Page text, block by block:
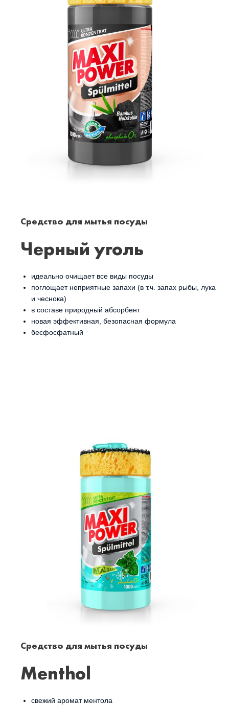
Средство для мытья посуды
Черный уголь
идеально очищает все виды посуды
поглощает неприятные запахи (в т.ч. запах рыбы, лука
и чеснока)
в составе природный абсорбент
новая эффективная, безопасная формула
бесфосфатный
Средство для мытья посуды
Menthol
свежий аромат ментола